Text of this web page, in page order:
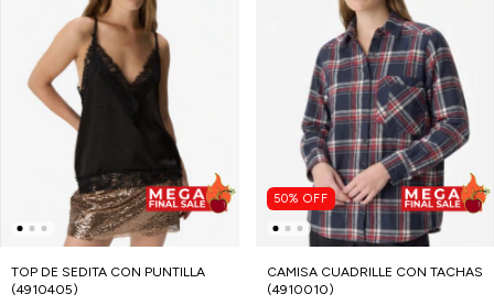
TOP DE SEDITA CON PUNTILLA
(4910405)
50% OFF
CAMISA CUADRILLE CON TACHAS
(4910010)